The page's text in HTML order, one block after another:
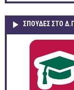
ΣΠΟΥΔΈΣ ΣΤΟ